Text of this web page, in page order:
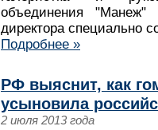
объединения
директора специально
Подробнее »
РФ выяснит, как
усыновила
2 июля 2013 года